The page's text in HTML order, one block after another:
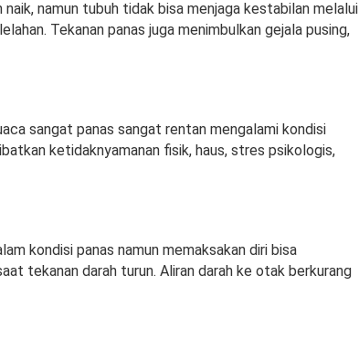
namun tubuh tidak bisa menjaga kestabilan melalui
Tekanan panas juga menimbulkan gejala pusing,
sangat panas sangat rentan mengalami kondisi
ketidaknyamanan fisik, haus, stres psikologis,
kondisi panas namun memaksakan diri bisa
tekanan darah turun. Aliran darah ke otak berkurang